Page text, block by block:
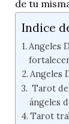
de tu
Indice
Angeles
Angeles
Tarot
ángeles
Tarot